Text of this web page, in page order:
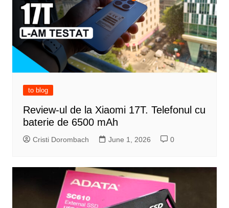
to blog
Review-ul de la Xiaomi 17T. Telefonul cu
baterie de 6500 mAh
Cristi Dorombach June 1, 2026 0